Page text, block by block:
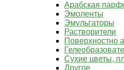
Арабская
Эмоленты
Эмульгаторы
Растворители
Поверхностно
Сухие цветы,
Другое